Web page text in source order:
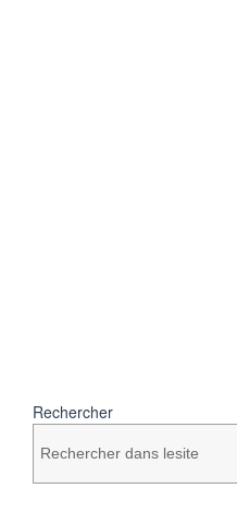
Rechercher